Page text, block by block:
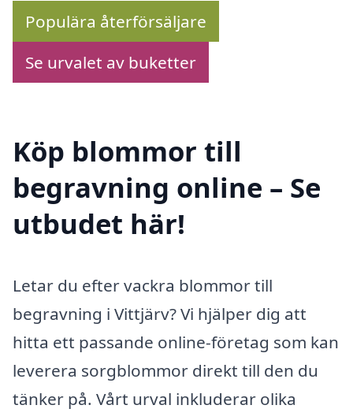
Populära återförsäljare
Se urvalet av buketter
Köp blommor till
begravning online – Se
utbudet här!
Letar du efter vackra blommor till
begravning i Vittjärv? Vi hjälper dig att
hitta ett passande online-företag som kan
leverera sorgblommor direkt till den du
tänker på. Vårt urval inkluderar olika